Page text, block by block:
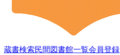
蔵書検索民間図書館一覧会員登録